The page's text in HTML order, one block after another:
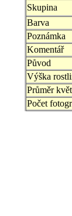
Skupina
Barva
Poznámka
Komentář
Původ
Výška
Průměr
Počet